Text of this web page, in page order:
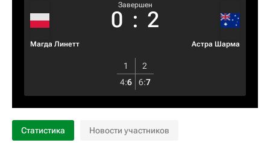
Магда Линетт
Завершен
0 : 2
Астра Шарма
1
2
4:6 6:7
Статистика Новости участников